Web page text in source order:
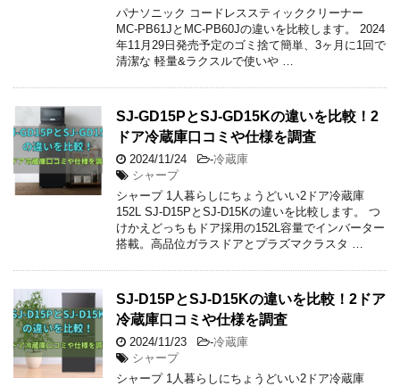
パナソニック コードレススティッククリーナー
MC-PB61JとMC-PB60Jの違いを比較します。 2024
年11月29日発売予定のゴミ捨て簡単、3ヶ月に1回で
清潔な 軽量&ラクスルで使いや …
SJ-GD15PとSJ-GD15Kの違いを比較！2
ドア冷蔵庫口コミや仕様を調査
2024/11/24 -冷蔵庫
シャープ
シャープ 1人暮らしにちょうどいい2ドア冷蔵庫
152L SJ-D15PとSJ-D15Kの違いを比較します。 つ
けかえどっちもドア採用の152L容量でインバーター
搭載。高品位ガラスドアとプラズマクラスタ …
SJ-D15PとSJ-D15Kの違いを比較！2ドア
冷蔵庫口コミや仕様を調査
2024/11/23 -冷蔵庫
シャープ
シャープ 1人暮らしにちょうどいい2ドア冷蔵庫